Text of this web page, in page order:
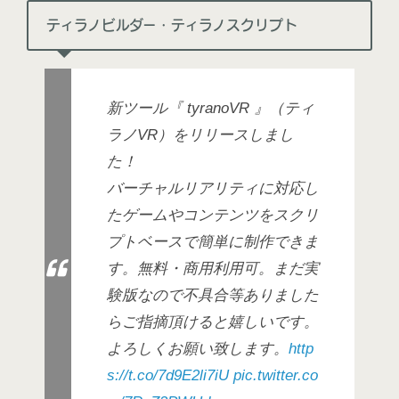
ティラノビルダー・ティラノスクリプト
新ツール『 tyranoVR 』（ティ
ラノVR）をリリースしまし
た！
バーチャルリアリティに対応し
たゲームやコンテンツをスクリ
プトベースで簡単に制作できま
す。無料・商用利用可。まだ実
験版なので不具合等ありました
らご指摘頂けると嬉しいです。
よろしくお願い致します。 http
s://t.co/7d9E2li7iU pic.twitter.co